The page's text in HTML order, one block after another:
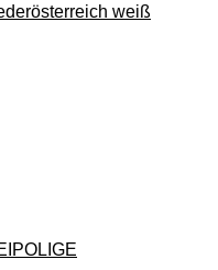
weiß